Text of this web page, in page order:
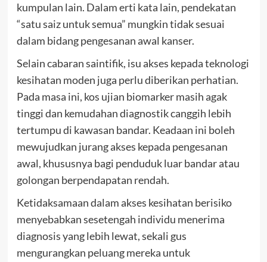
kumpulan lain. Dalam erti kata lain, pendekatan
“satu saiz untuk semua” mungkin tidak sesuai
dalam bidang pengesanan awal kanser.
Selain cabaran saintifik, isu akses kepada teknologi
kesihatan moden juga perlu diberikan perhatian.
Pada masa ini, kos ujian biomarker masih agak
tinggi dan kemudahan diagnostik canggih lebih
tertumpu di kawasan bandar. Keadaan ini boleh
mewujudkan jurang akses kepada pengesanan
awal, khususnya bagi penduduk luar bandar atau
golongan berpendapatan rendah.
Ketidaksamaan dalam akses kesihatan berisiko
menyebabkan sesetengah individu menerima
diagnosis yang lebih lewat, sekali gus
mengurangkan peluang mereka untuk